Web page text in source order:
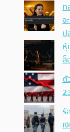
ท
จ
ป
หุ้
ล็
ตั
รั
เ